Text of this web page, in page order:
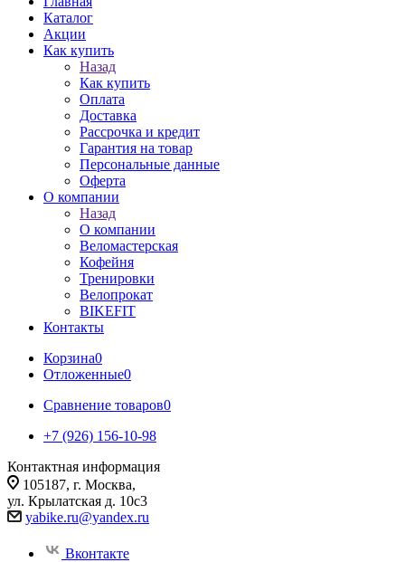
Каталог
Акции
Как купить
Назад
Как купить
Оплата
Доставка
Рассрочка и кредит
Гарантия на товар
Персональные данные
Оферта
О компании
Назад
О компании
Веломастерская
Кофейня
Тренировки
Велопрокат
BIKEFIT
Контакты
Корзина0
Отложенные0
Сравнение товаров0
+7 (926) 156-10-98
Контактная информация
105187, г. Москва,
ул. Крылатская д. 10с3
yabike.ru@yandex.ru
Вконтакте